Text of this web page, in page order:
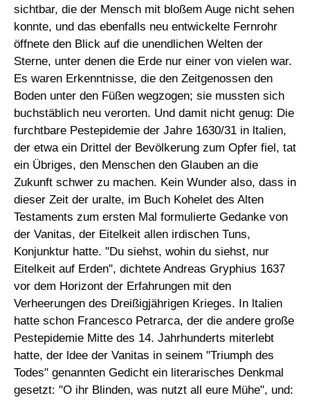
sichtbar, die der Mensch mit bloßem Auge nicht sehen
konnte, und das ebenfalls neu entwickelte Fernrohr
öffnete den Blick auf die unendlichen Welten der
Sterne, unter denen die Erde nur einer von vielen war.
Es waren Erkenntnisse, die den Zeitgenossen den
Boden unter den Füßen wegzogen; sie mussten sich
buchstäblich neu verorten. Und damit nicht genug: Die
furchtbare Pestepidemie der Jahre 1630/31 in ltalien,
der etwa ein Drittel der Bevölkerung zum Opfer fiel, tat
ein Übriges, den Menschen den Glauben an die
Zukunft schwer zu machen. Kein Wunder also, dass in
dieser Zeit der uralte, im Buch Kohelet des Alten
Testaments zum ersten Mal formulierte Gedanke von
der Vanitas, der Eitelkeit allen irdischen Tuns,
Konjunktur hatte. "Du siehst, wohin du siehst, nur
Eitelkeit auf Erden", dichtete Andreas Gryphius 1637
vor dem Horizont der Erfahrun­gen mit den
Verheerungen des Dreißigjährigen Krieges. In ltalien
hatte schon Francesco Petrarca, der die andere große
Pestepidemie Mitte des 14. Jahrhunderts miterlebt
hatte, der ldee der Vanitas in seinem "Triumph des
Todes" genannten Gedicht ein literarisches Denkmal
gesetzt: "O ihr Blinden, was nutzt all eure Mühe", und: